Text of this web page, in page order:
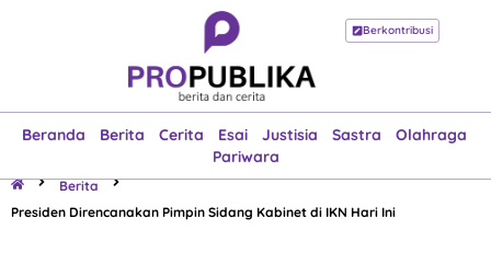
Berkontribusi
Beranda Berita Cerita Esai Justisia Sastra
Olahraga
Pariwara
Beranda
Esai
Justisia
Sastra
Olahraga
Pariwara
Berita
Presiden Direncanakan Pimpin Sidang Kabinet di IKN Hari Ini